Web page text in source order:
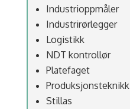
Industrioppmåler
Industrirørlegger
Logistikk
NDT kontrollør
Platefaget
Produksjonsteknikk
Stillas